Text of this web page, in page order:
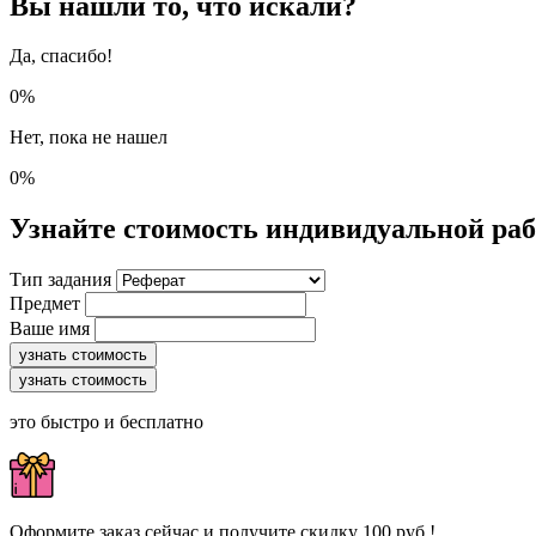
Да, спасибо!
0%
Нет, пока не нашел
0%
Узнайте стоимость индивидуальной
Тип задания
Предмет
Ваше имя
узнать стоимость
узнать стоимость
это быстро и бесплатно